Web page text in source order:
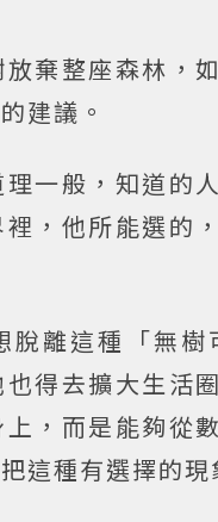
棄整座森林，
建議。
一般，知道的
，他所能選的
脫離這種「無
得去擴大生活
，而是能夠從
這種有選擇的現